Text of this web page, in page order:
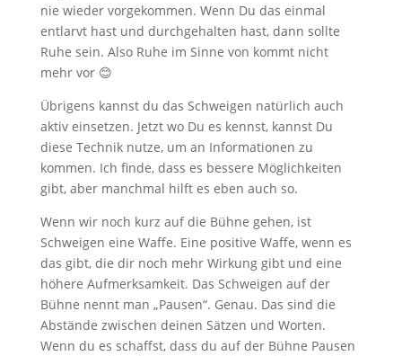
nie wieder vorgekommen. Wenn Du das einmal
entlarvt hast und durchgehalten hast, dann sollte
Ruhe sein. Also Ruhe im Sinne von kommt nicht
mehr vor 😊
Übrigens kannst du das Schweigen natürlich auch
aktiv einsetzen. Jetzt wo Du es kennst, kannst Du
diese Technik nutze, um an Informationen zu
kommen. Ich finde, dass es bessere Möglichkeiten
gibt, aber manchmal hilft es eben auch so.
Wenn wir noch kurz auf die Bühne gehen, ist
Schweigen eine Waffe. Eine positive Waffe, wenn es
das gibt, die dir noch mehr Wirkung gibt und eine
höhere Aufmerksamkeit. Das Schweigen auf der
Bühne nennt man „Pausen“. Genau. Das sind die
Abstände zwischen deinen Sätzen und Worten.
Wenn du es schaffst, dass du auf der Bühne Pausen